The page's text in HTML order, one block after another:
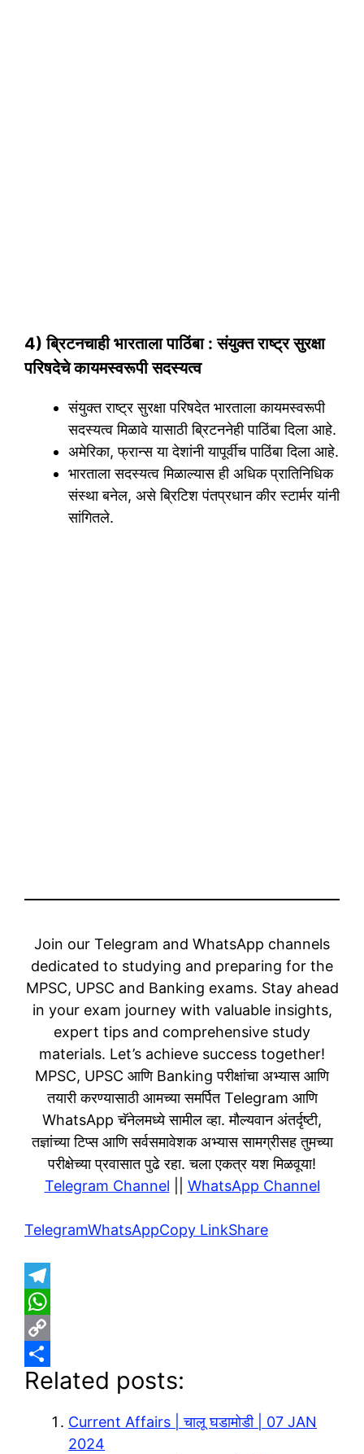
4) ब्रिटनचाही भारताला पाठिंबा : संयुक्त राष्ट्र सुरक्षा
परिषदेचे कायमस्वरूपी सदस्यत्व
संयुक्त राष्ट्र सुरक्षा परिषदेत भारताला कायमस्वरूपी
सदस्यत्व मिळावे यासाठी ब्रिटननेही पाठिंबा दिला आहे.
अमेरिका, फ्रान्स या देशांनी यापूर्वीच पाठिंबा दिला आहे.
भारताला सदस्यत्व मिळाल्यास ही अधिक प्रातिनिधिक
संस्था बनेल, असे ब्रिटिश पंतप्रधान कीर स्टार्मर यांनी
सांगितले.
Join our Telegram and WhatsApp channels
dedicated to studying and preparing for the
MPSC, UPSC and Banking exams. Stay ahead
in your exam journey with valuable insights,
expert tips and comprehensive study
materials. Let’s achieve success together!
MPSC, UPSC आणि Banking परीक्षांचा अभ्यास आणि
तयारी करण्यासाठी आमच्या समर्पित Telegram आणि
WhatsApp चॅनेलमध्ये सामील व्हा. मौल्यवान अंतर्दृष्टी,
तज्ञांच्या टिप्स आणि सर्वसमावेशक अभ्यास सामग्रीसह तुमच्या
परीक्षेच्या प्रवासात पुढे रहा. चला एकत्र यश मिळवूया!
Telegram Channel
WhatsApp Channel
TelegramWhatsAppCopy LinkShare
T
e
e
W
h
a
C
o
S
Related posts:
Current Affairs | चालू घडामोडी | 07 JAN
2024